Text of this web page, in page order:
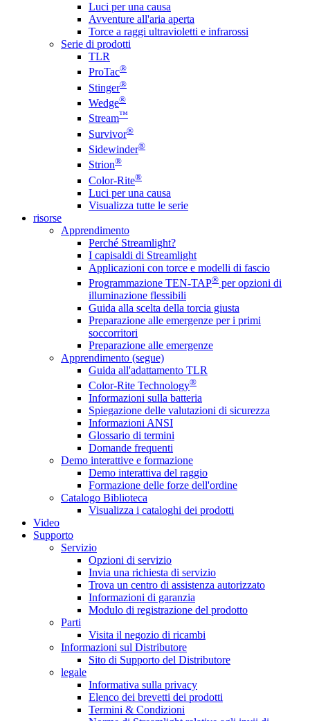
Luci per una causa
Avventure all'aria aperta
Torce a raggi ultravioletti e infrarossi
Serie di prodotti
TLR
ProTac®
Stinger®
Wedge®
Stream™
Survivor®
Sidewinder®
Strion®
Color-Rite®
Luci per una causa
Visualizza tutte le serie
risorse
Apprendimento
Perché Streamlight?
I capisaldi di Streamlight
Applicazioni con torce e modelli di fascio
Programmazione TEN-TAP® per opzioni di
illuminazione flessibili
Guida alla scelta della torcia giusta
Preparazione alle emergenze per i primi
soccorritori
Preparazione alle emergenze
Apprendimento (segue)
Guida all'adattamento TLR
Color-Rite Technology®
Informazioni sulla batteria
Spiegazione delle valutazioni di sicurezza
Informazioni ANSI
Glossario di termini
Domande frequenti
Demo interattive e formazione
Demo interattiva del raggio
Formazione delle forze dell'ordine
Catalogo Biblioteca
Visualizza i cataloghi dei prodotti
Video
Supporto
Servizio
Opzioni di servizio
Invia una richiesta di servizio
Trova un centro di assistenza autorizzato
Informazioni di garanzia
Modulo di registrazione del prodotto
Parti
Visita il negozio di ricambi
Informazioni sul Distributore
Sito di Supporto del Distributore
legale
Informativa sulla privacy
Elenco dei brevetti dei prodotti
Termini & Condizioni